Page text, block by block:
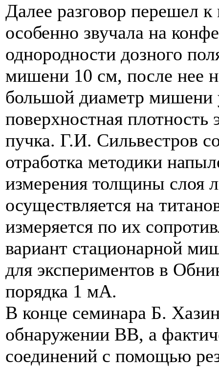
Далее разговор перешел
особенно звучала на
однородности дозного
мишени 10 см, после нее
большой диаметр мишени
поверхностная плотность
пучка. Г.И. Сильвестров
отработка методики
измерения толщины слоя
осуществляется на
измеряется по их
вариант стационарной
для экспериментов в
порядка 1 мА.
В конце семинара Б.
обнаружении ВВ, а
соединений с помощью